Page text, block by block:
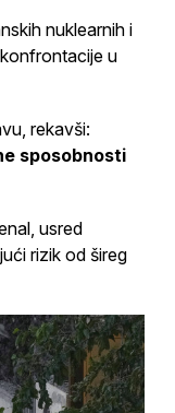
nuklearnih i
u
rekavši:
sposobnosti
usred
rizik od šireg